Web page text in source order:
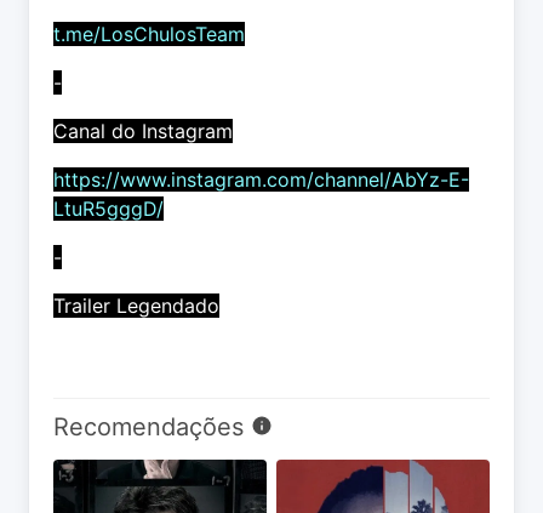
t.me/LosChulosTeam
-
Canal do Instagram
https://www.instagram.com/channel/AbYz-E-
LtuR5gggD/
-
Trailer Legendado
Recomendações